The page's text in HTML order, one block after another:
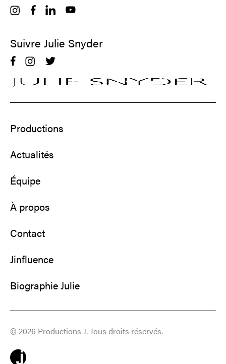
Suivre Julie Snyder
Productions
Actualités
Équipe
À propos
Contact
Jinfluence
Biographie Julie
© 2026 Productions J. Tous droits réservés.